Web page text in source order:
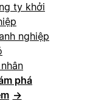
ty khởi
nghiệp
phá
→